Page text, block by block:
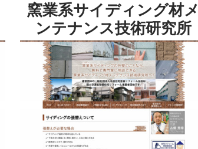
窯業系サイディング材メ
ンテナンス技術研究所